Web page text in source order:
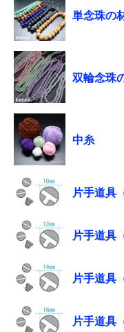
単念珠の
双輪念珠
中糸
片手道具
片手道具
片手道具
片手道具